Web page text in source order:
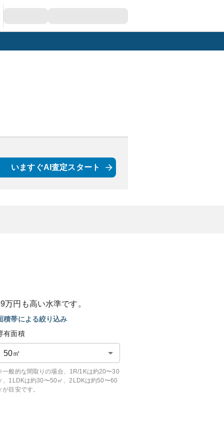
いますぐAI査定スタート
万円も高い水準です。
積帯による絞り込み
有面積
50㎡
般的な間取りの場合、1R/1Kは約20〜30
、1LDKは約30〜50㎡、2LDKは約50〜60
が目安です。